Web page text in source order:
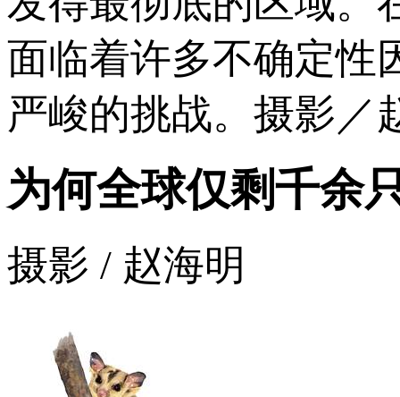
面临着许多不确定性
严峻的挑战。摄影／
为何全球仅剩千余
摄影 / 赵海明